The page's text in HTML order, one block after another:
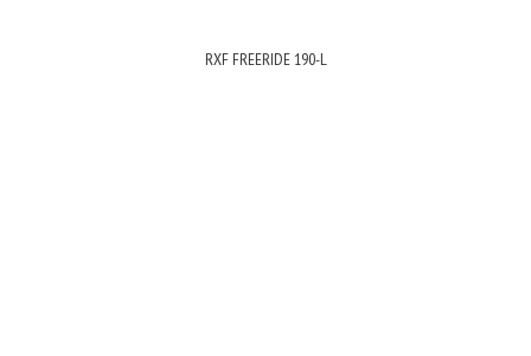
RXF FREERIDE 190-L